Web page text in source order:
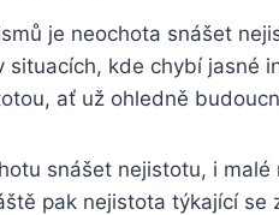
je neochota snášet
kde chybí jasné
ať už ohledně
snášet nejistotu, i
pak nejistota týkající se